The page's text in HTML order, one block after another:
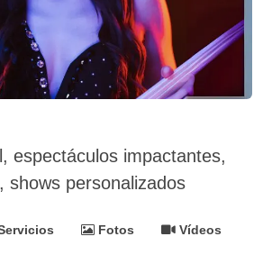
espectáculos impactantes,
shows personalizados
Fotos Vídeos